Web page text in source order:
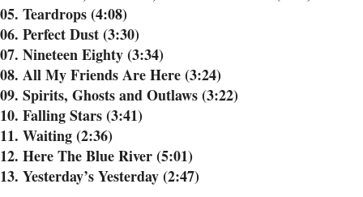
05. Teardrops (4:08)
06. Perfect Dust (3:30)
07. Nineteen Eighty (3:34)
08. All My Friends Are Here (3:24)
09. Spirits, Ghosts and Outlaws (3:22)
10. Falling Stars (3:41)
11. Waiting (2:36)
12. Here The Blue River (5:01)
13. Yesterday’s Yesterday (2:47)